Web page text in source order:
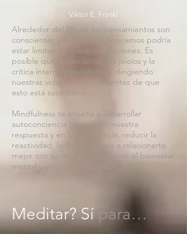
Viktor E. Frankl
Alrededor del 5% de los pensamientos son
conscientes y lo que desconocemos podría
estar limitando nuestras elecciones. Es
posible que la rumiación, los juicios y la
crítica interna puedan estar dirigiendo
nuestras vidas sin ser consientes de que
esto está sucediendo.
Mindfulness te enseña a desarrollar
autoconciencia para elegir nuestra
respuesta y en consecuencia, reducir la
reactividad, lo cual te ayuda a relacionarte
mejor con tu mente y recuperar el bienestar
mental y emocional deseado.
Meditar? Sípara…